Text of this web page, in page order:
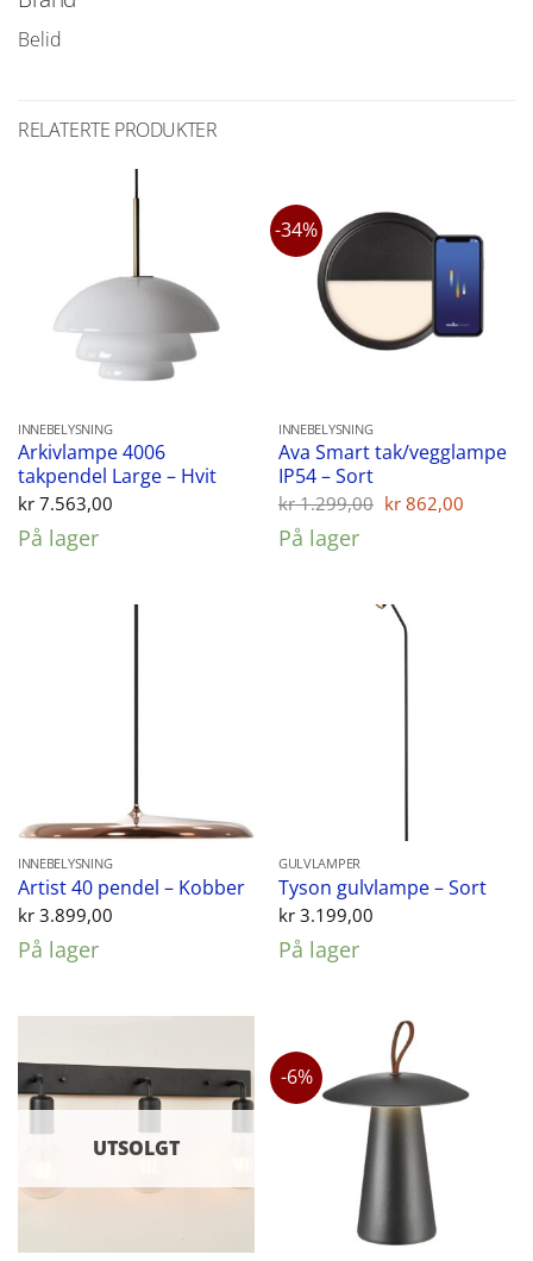
Belid
RELATERTE PRODUKTER
INNEBELYSNING
Arkivlampe 4006
takpendel Large – Hvit
kr7.563,00
På lager
-34%
INNEBELYSNING
Ava Smart tak/vegglampe
IP54 – Sort
kr1.299,00 Opprinnelig
kr 862,00
På lager
INNEBELYSNING
Artist 40 pendel – Kobber
kr3.899,00
På lager
GULVLAMPER
Tyson gulvlampe – Sort
kr3.199,00
På lager
UTSOLGT
-6%